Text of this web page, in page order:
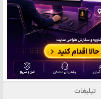
تبلیغات